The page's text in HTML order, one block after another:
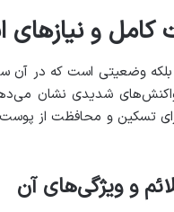
و نیازهای
وضعیتی است که در آن
شدیدی نشان
برای تسکین و محافظت از
و ویژگی‌های آن